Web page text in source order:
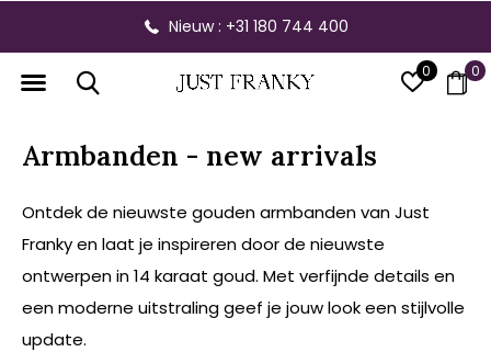
0 0
Gratis verzending vanaf € 300,- binnen NL
Armbanden - new arrivals
Ontdek de nieuwste gouden armbanden van Just
Franky en laat je inspireren door de nieuwste
ontwerpen in 14 karaat goud. Met verfijnde details en
een moderne uitstraling geef je jouw look een stijlvolle
update.